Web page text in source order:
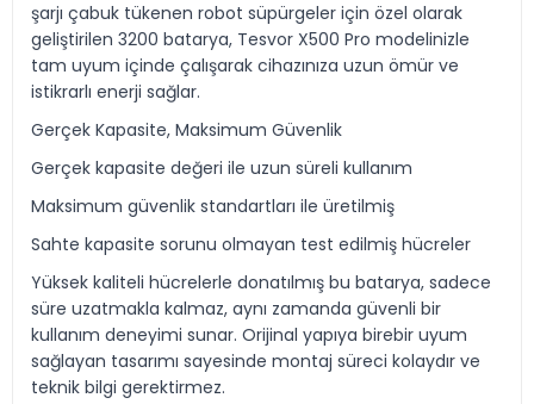
şarjı çabuk tükenen robot süpürgeler için özel olarak
geliştirilen 3200 batarya, Tesvor X500 Pro modelinizle
tam uyum içinde çalışarak cihazınıza uzun ömür ve
istikrarlı enerji sağlar.
Gerçek Kapasite, Maksimum Güvenlik
Gerçek kapasite değeri ile uzun süreli kullanım
Maksimum güvenlik standartları ile üretilmiş
Sahte kapasite sorunu olmayan test edilmiş hücreler
Yüksek kaliteli hücrelerle donatılmış bu batarya, sadece
süre uzatmakla kalmaz, aynı zamanda güvenli bir
kullanım deneyimi sunar. Orijinal yapıya birebir uyum
sağlayan tasarımı sayesinde montaj süreci kolaydır ve
teknik bilgi gerektirmez.